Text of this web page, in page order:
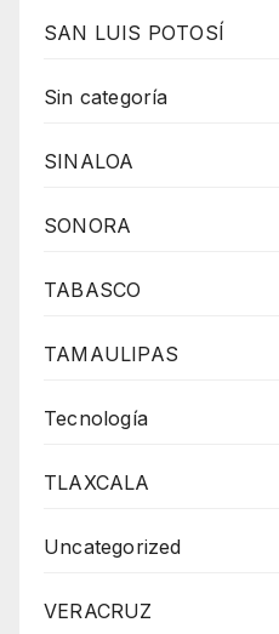
SAN LUIS POTOSÍ
Sin categoría
SINALOA
SONORA
TABASCO
TAMAULIPAS
Tecnología
TLAXCALA
Uncategorized
VERACRUZ